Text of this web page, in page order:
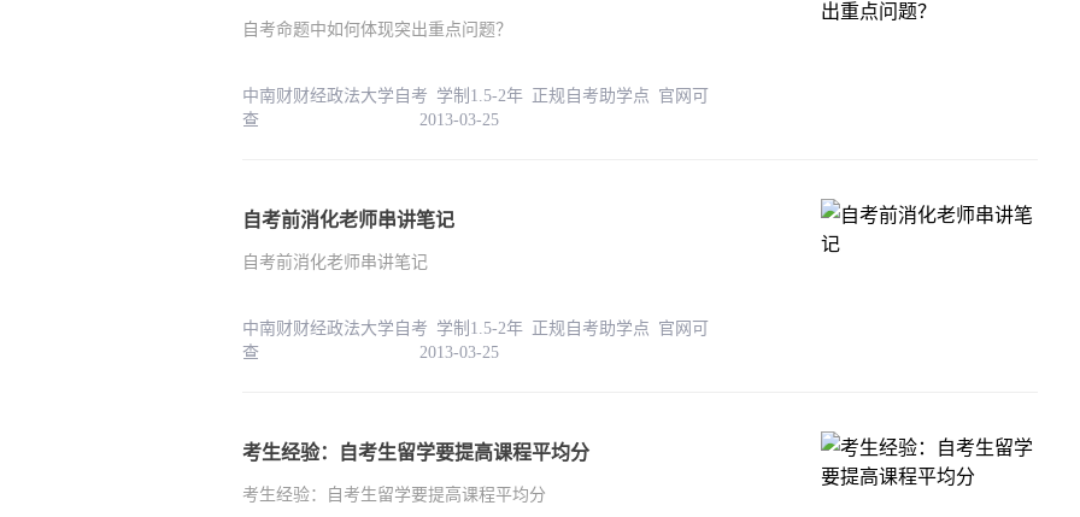
自考命题中如何体现突出重点问题？
中南财财经政法大学自考 学制1.5-2年 正规自考助学点 官网可
查 2013-03-25
自考前消化老师串讲笔记
自考前消化老师串讲笔记
中南财财经政法大学自考 学制1.5-2年 正规自考助学点 官网可
查 2013-03-25
考生经验：自考生留学要提高课程平均分
考生经验：自考生留学要提高课程平均分